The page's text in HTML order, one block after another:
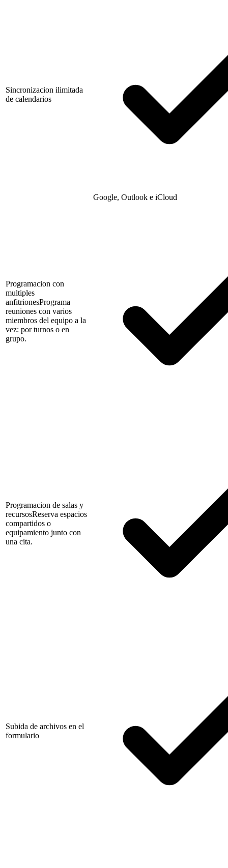
Sincronizacion ilimitada
de calendarios
Google, Outlook e iCloud
Programacion con
multiples
anfitrionesPrograma
reuniones con varios
miembros del equipo a la
vez: por turnos o en
grupo.
Programacion de salas y
recursosReserva espacios
compartidos o
equipamiento junto con
una cita.
Subida de archivos en el
formulario